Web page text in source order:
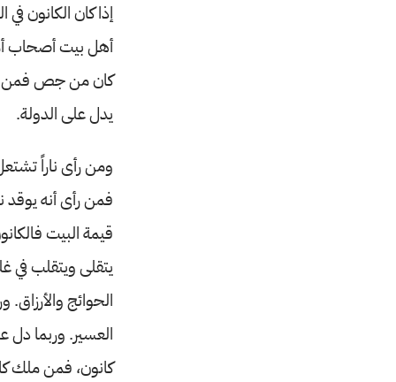
إذا كان الكانون
أهل بيت أصحاب
كان من جص فمن
يدل على الدولة.
ومن رأى ناراً
فمن رأى أنه يوقد
قيمة البيت
يتقلى ويتقلب في
الحوائج والأرزاق.
العسير. وربما دل
كانون، فمن ملك